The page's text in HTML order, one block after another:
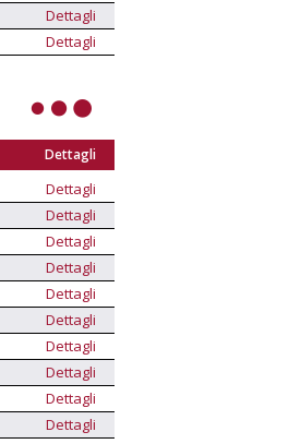
Dettagli
Dettagli
Dettagli
Dettagli
Dettagli
Dettagli
Dettagli
Dettagli
Dettagli
Dettagli
Dettagli
Dettagli
Dettagli